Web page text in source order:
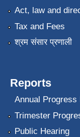
Act, law and
Tax and Fees
श्रम संसार प्रणाली
Reports
Annual Progress
Trimester
Public Hearing